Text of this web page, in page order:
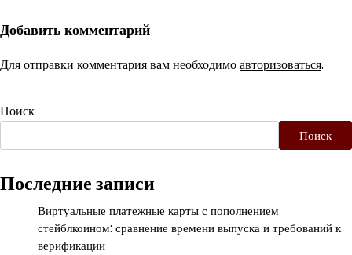
Добавить комментарий
Для отправки комментария вам необходимоавторизоваться.
Поиск
Поиск
Последние записи
Виртуальные платежные карты с пополнением
стейблкоином: сравнение времени выпуска и требований к
верификации